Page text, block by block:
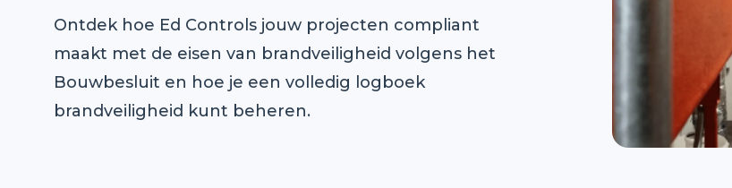
Ontdek hoe Ed Controls jouw projecten compliant
maakt met de eisen van brandveiligheid volgens het
Bouwbesluit en hoe je een volledig logboek
brandveiligheid kunt beheren.